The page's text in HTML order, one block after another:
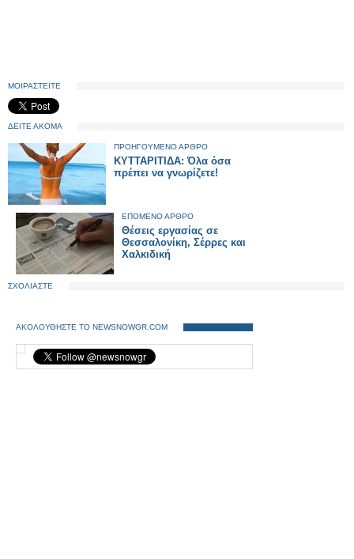
ΜΟΙΡΑΣΤΕΙΤΕ
ΔΕΙΤΕ ΑΚΟΜΑ
ΠΡΟΗΓΟΥΜΕΝΟ ΑΡΘΡΟ
ΚΥΤΤΑΡΙΤΙΔΑ: Όλα όσα
πρέπει να γνωρίζετε!
ΕΠΟΜΕΝΟ ΑΡΘΡΟ
Θέσεις εργασίας σε
Θεσσαλονίκη, Σέρρες και
Χαλκιδική
ΣΧΟΛΙΑΣΤΕ
ΑΚΟΛΟΥΘΗΣΤΕ ΤΟ NEWSNOWGR.COM